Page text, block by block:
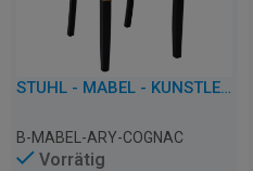
STUHL - MABEL - KUNSTLEDER
B-MABEL-ARY-COGNAC
Vorrätig